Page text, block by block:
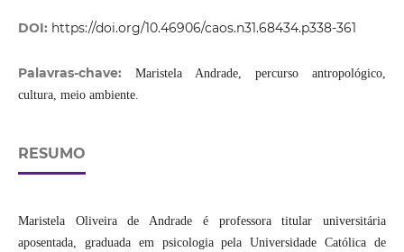
DOI: https://doi.org/10.46906/caos.n31.68434.p338-361
Palavras-chave:
Maristela Andrade, percurso antropológico,
cultura, meio ambiente.
RESUMO
Maristela Oliveira de Andrade é professora titular universitária
aposentada, graduada em psicologia pela Universidade Católica de